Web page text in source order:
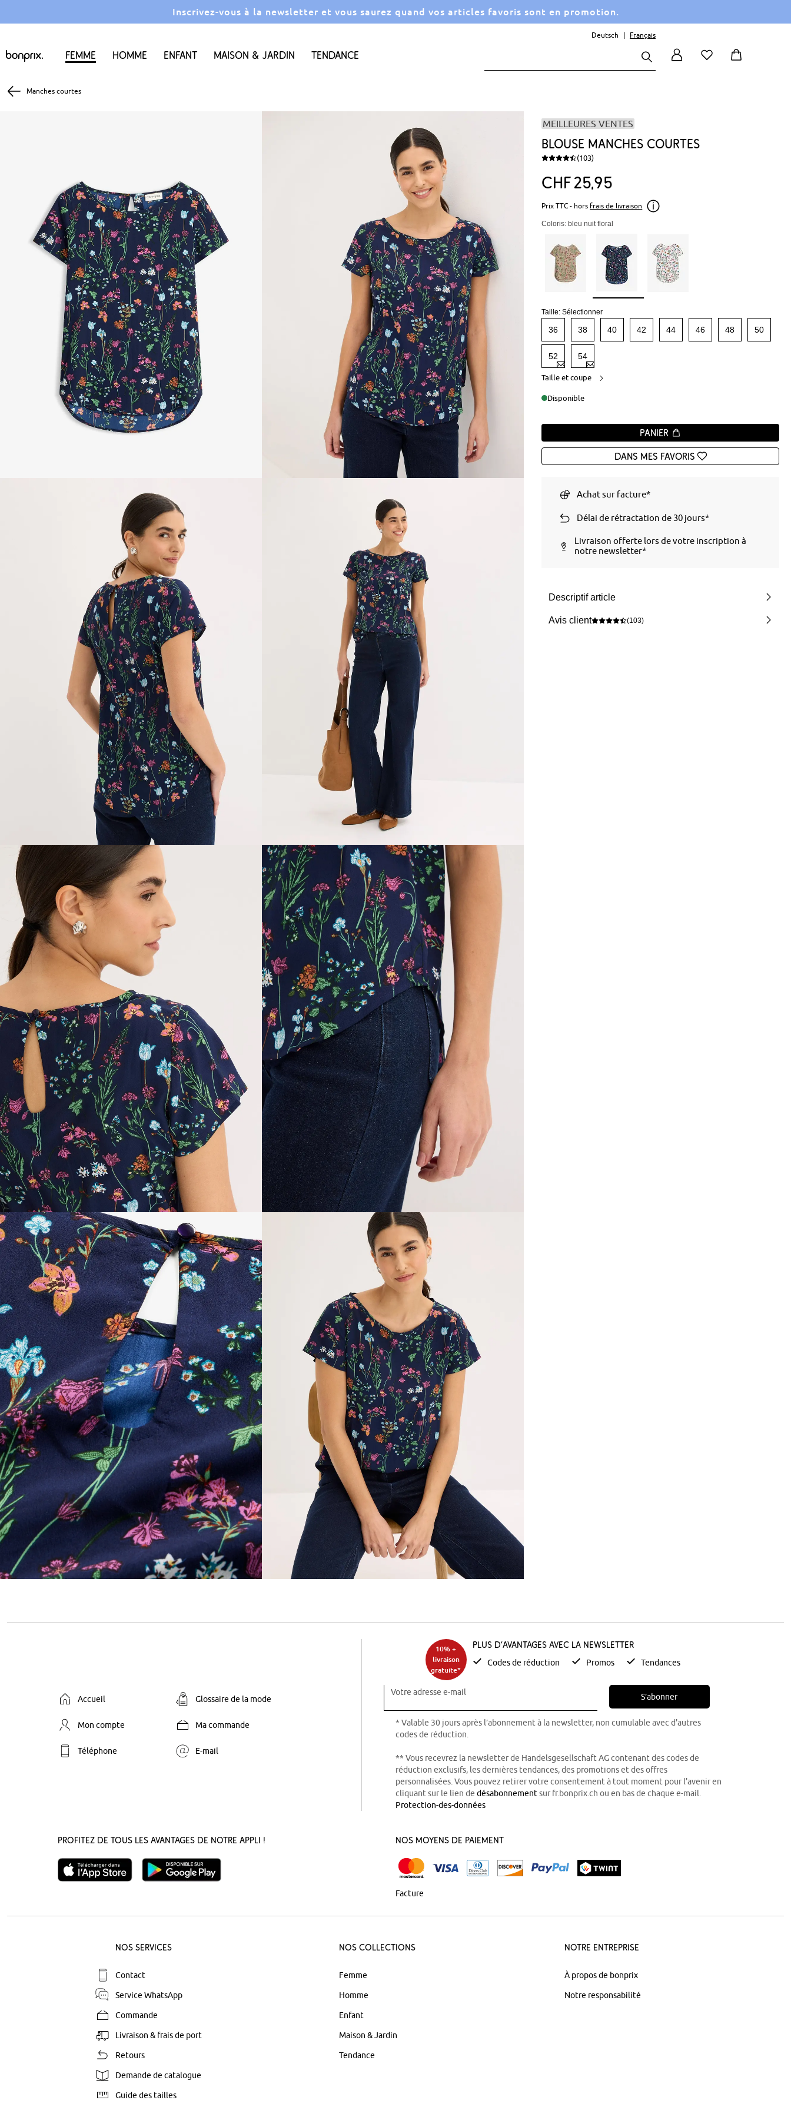
Inscrivez-vous à la newsletter et vous saurez quand vos articles favoris sont en promotion.
Femme Homme Enfant Maison & Jardin Tendance
Deutsch Français
Manches courtes
MEILLEURES VENTES
Blouse manches courtes
(103)
CHF2595
Prix TTC - hors frais de livraison
Coloris: bleu nuit floral
Taille:Sélectionner
36 38 40 42 44 46 48 50
52 54
Taille et coupe
Disponible
Panier
Dans mes favoris
Achat sur facture*
Délai de rétractation de 30 jours*
Livraison offerte lors de votre inscription à
notre newsletter*
Descriptif article
Avis client (103)
Accueil Glossaire de la mode
Mon compte Ma commande
Téléphone E-mail
10% +
livraison
gratuite*
Plus d’avantages avec la newsletter
Codes de réduction Promos Tendances
Votre adresse e-mail S’abonner
* Valable 30 jours après l’abonnement à la newsletter, non cumulable avec d'autres
codes de réduction.
** Vous recevrez la newsletter de Handelsgesellschaft AG contenant des codes de
réduction exclusifs, les dernières tendances, des promotions et des offres
personnalisées. Vous pouvez retirer votre consentement à tout moment pour l'avenir en
cliquant sur le lien de désabonnementsur fr.bonprix.ch ou en bas de chaque e-mail.
Protection-des-données
Profitez de tous les avantages de notre appli ! Nos Moyens de Paiement
Facture
Nos Services
Contact
Service WhatsApp
Commande
Livraison & frais de port
Retours
Demande de catalogue
Guide des tailles
Nos Collections
Femme
Homme
Enfant
Maison & Jardin
Tendance
Notre Entreprise
À propos de bonprix
Notre responsabilité